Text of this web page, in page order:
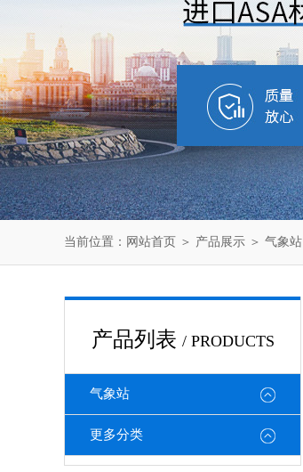
当前位置： 网站首页 ＞ 产品展示 ＞ 气象站
产品列表 / PRODUCTS
气象站
更多分类